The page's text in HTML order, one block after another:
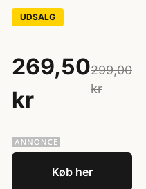
UDSALG
269,50
kr
299,00
kr
Køb her